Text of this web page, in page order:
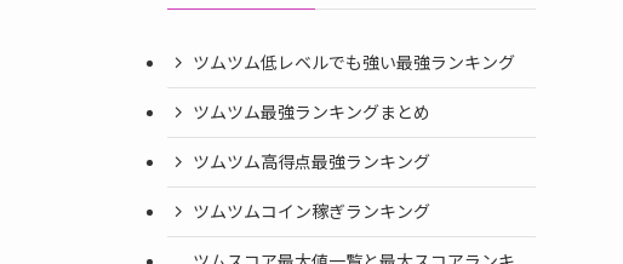
ツムツム低レベルでも強い最強ランキング
ツムツム最強ランキングまとめ
ツムツム高得点最強ランキング
ツムツムコイン稼ぎランキング